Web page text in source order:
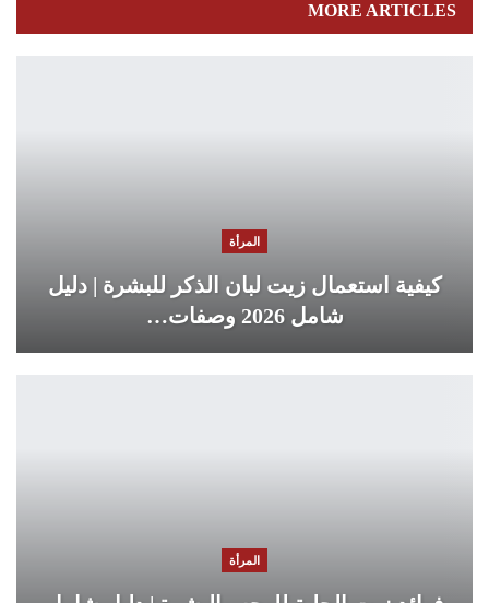
MORE ARTICLES
المرأة
كيفية استعمال زيت لبان الذكر للبشرة | دليل
شامل 2026 وصفات…
المرأة